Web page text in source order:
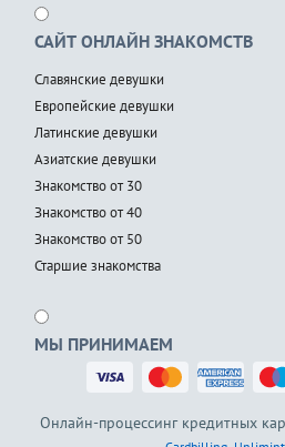
САЙТ ОНЛАЙН ЗНАКОМСТВ
Славянские девушки
Европейские девушки
Латинские девушки
Азиатские девушки
Знакомство от 30
Знакомство от 40
Знакомство от 50
Старшие знакомства
МЫ ПРИНИМАЕМ
Онлайн-процессинг кредитных